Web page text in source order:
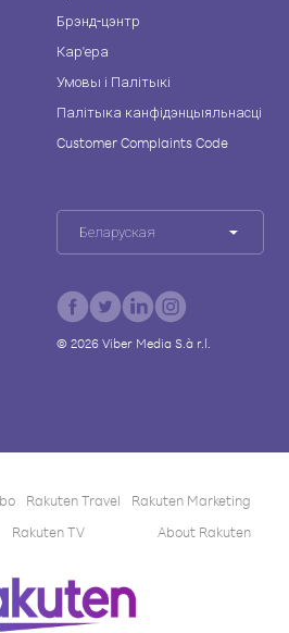
Брэнд-цэнтр
Кар'ера
Умовы і Палітыкі
Палітыка канфідэнцыяльнасці
Customer Complaints Code
Беларуская
© 2026Viber Media S.à r.l.
Rakuten Travel
Rakuten Marketing
Rakuten TV About Rakuten